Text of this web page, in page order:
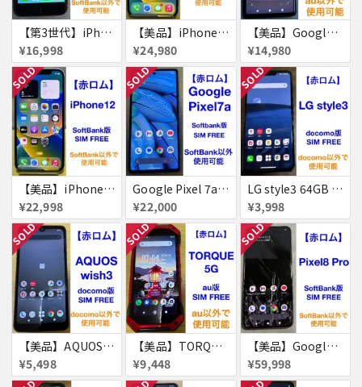
【第3世代】iPhone SE 64GB 赤ロム
¥16,998
【美品】iPhone12 64GB 赤ロム
¥24,980
【美品】Google Pixel 6a 128GB 赤ロム
¥14,980
SOLD
【美品】iPhone12 64GB 赤ロム
¥22,998
SOLD
Google Pixel 7a Pixel7a 赤ロム
¥22,000
SOLD
LG style3 64GB 赤ロム
¥3,998
SOLD
【美品】AQUOS wish3 64GB 赤ロム
¥5,498
SOLD
【美品】TORQUE 5G 128GB 赤ロム
¥9,448
SOLD
【美品】Google Pixel8 Pro 512GB 赤ロム
¥59,998